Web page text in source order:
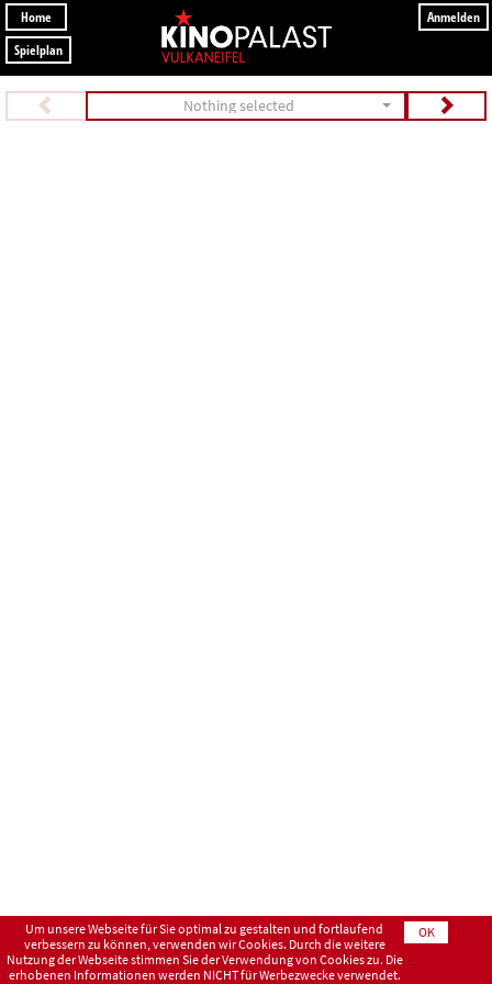
Home
Anmelden
Spielplan
Nothing selected
Um unsere Webseite für Sie optimal zu gestalten und fortlaufend
verbessern zu können, verwenden wir Cookies. Durch die weitere
Nutzung der Webseite stimmen Sie der Verwendung von Cookies zu. Die
erhobenen Informationen werden NICHT für Werbezwecke verwendet.
OK